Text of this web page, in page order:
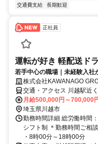
交通費支給
長期歓迎
正社員
運転が好き 軽配送ド
若手中心の職場｜未経験入社
株式会社KAWANAGO
交通・アクセス 川越駅近
エリアに配送いただきます
月給500,000円～700,000
埼玉県川越市
勤務時間詳細 総労働時間
シフト制 ＊勤務時間ご相
・8時00分～18時00分